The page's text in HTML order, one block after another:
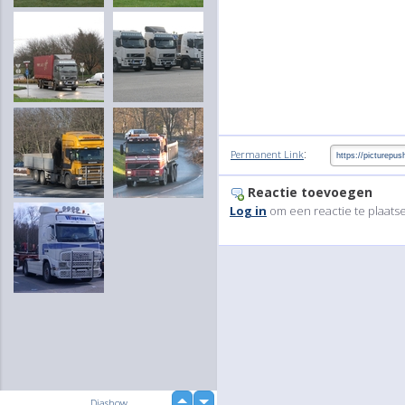
Permanent Link:
Reactie toevoegen
Log in om een reactie te